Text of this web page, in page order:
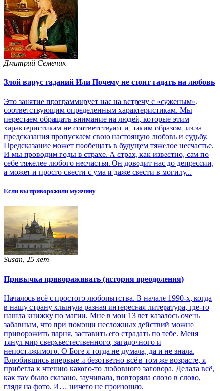
Дмитрий Семеник
Злой вирус гаданий Или Почему не стоит гадать на любовь
Это занятие программирует нас на встречу с «суженым»,
соответствующим определенным характеристикам. Мы
перестаем обращать внимание на людей, которые этим
характеристикам не соответствуют и, таким образом, из-за
предсказания пропускаем свою настоящую любовь и судьбу.
Предсказание может пообещать в будущем тяжелое несчастье.
И мы проводим годы в страхе. А страх, как известно, сам по
себе тяжелее любого несчастья. Он доводит нас до депрессии,
а может и просто свести с ума и даже свести в могилу...
Если вы приворожили мужчину
Susan, 25 лет
Привычка привораживать (история преодоления)
Началось всё с простого любопытства. В начале 1990-х, когда
в нашу страну хлынула разная интересная литература, где-то
нашла книжку по магии. Мне в мои 13 лет казалось очень
забавным, что при помощи несложных действий можно
приворожить парня, заставить его страдать по тебе. Меня
тянул мир сверхъестественного, загадочного и
непостижимого. О Боге я тогда не думала, да и не знала.
Влюбившись впервые и безответно всё в том же возрасте, я
прибегла к чтению какого-то любовного заговора. Делала всё,
как там было сказано, заучивала, повторяла слово в слово,
глядя на фото. И… ничего не произошло.